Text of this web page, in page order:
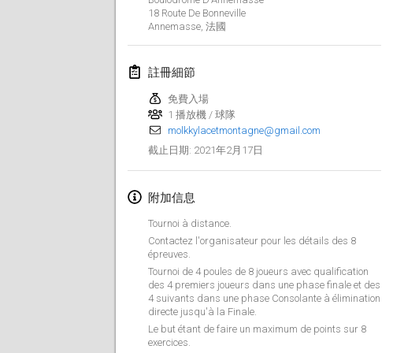
18 Route De Bonneville
Annemasse, 法國
註冊細節
免費入場
1 播放機 / 球隊
molkkylacetmontagne@gmail.com
截止日期: 2021年2月17日
附加信息
Tournoi à distance.
Contactez l'organisateur pour les détails des 8
épreuves.
Tournoi de 4 poules de 8 joueurs avec qualification
des 4 premiers joueurs dans une phase finale et des
4 suivants dans une phase Consolante à élimination
directe jusqu'à la Finale.
Le but étant de faire un maximum de points sur 8
exercices.
取消
Open de Boulay Triplette
Tournoi du printemps confiné
2021年4月9日|法國
2021年4月10日
Halové MČR Trojnásobný - Czech Indoor Triple
2021年4月10日
Doublette du Molkkamis
2021年4月24日|比利時
取消
Individuel du Molkkamis